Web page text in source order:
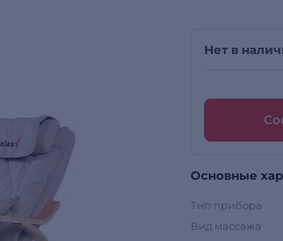
Нет в
Основные
Тип прибора
Вид массажа